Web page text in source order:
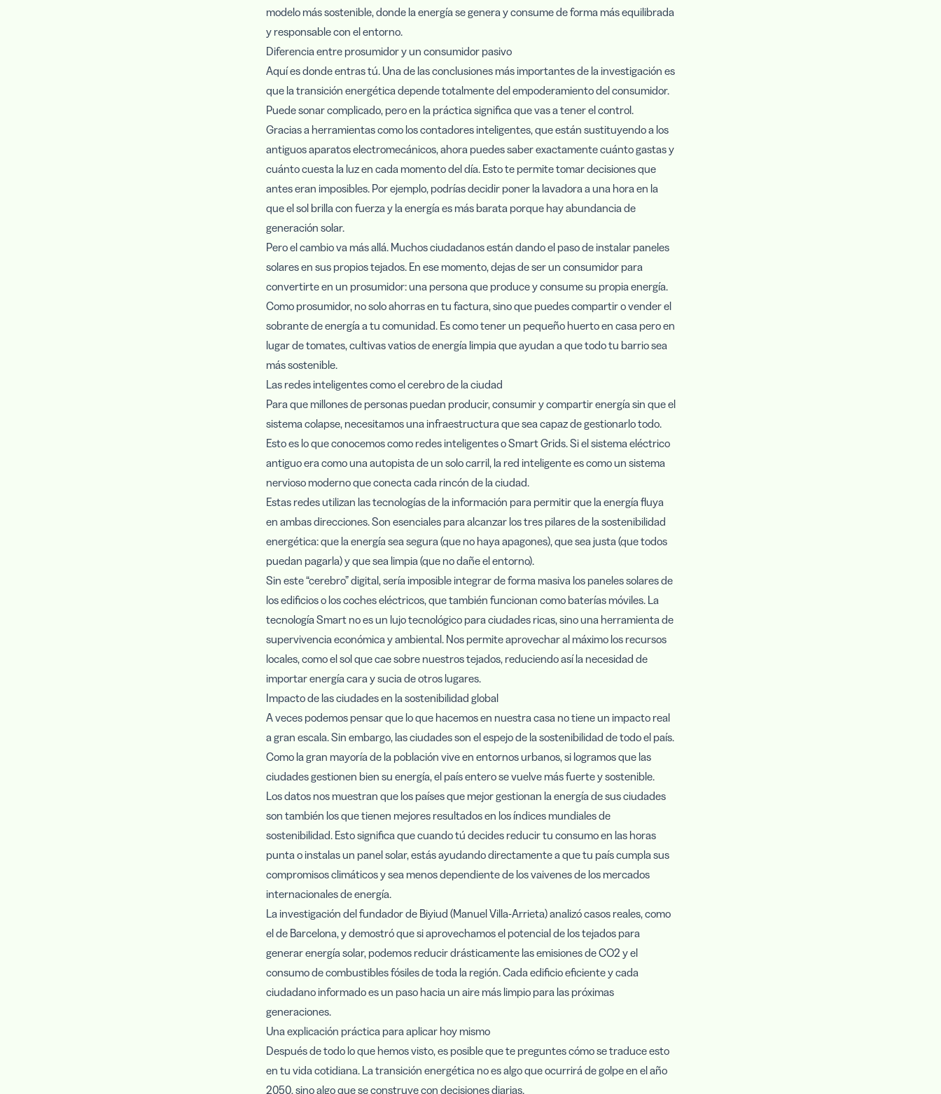
modelo más sostenible, donde la energía se genera y consume de forma más equilibrada
y responsable con el entorno.
Diferencia entre prosumidor y un consumidor pasivo
Aquí es donde entras tú. Una de las conclusiones más importantes de la investigación es
que la transición energética depende totalmente del empoderamiento del consumidor.
Puede sonar complicado, pero en la práctica significa que vas a tener el control.
Gracias a herramientas como los contadores inteligentes, que están sustituyendo a los
antiguos aparatos electromecánicos, ahora puedes saber exactamente cuánto gastas y
cuánto cuesta la luz en cada momento del día. Esto te permite tomar decisiones que
antes eran imposibles. Por ejemplo, podrías decidir poner la lavadora a una hora en la
que el sol brilla con fuerza y la energía es más barata porque hay abundancia de
generación solar.
Pero el cambio va más allá. Muchos ciudadanos están dando el paso de instalar paneles
solares en sus propios tejados. En ese momento, dejas de ser un consumidor para
convertirte en un prosumidor: una persona que produce y consume su propia energía.
Como prosumidor, no solo ahorras en tu factura, sino que puedes compartir o vender el
sobrante de energía a tu comunidad. Es como tener un pequeño huerto en casa pero en
lugar de tomates, cultivas vatios de energía limpia que ayudan a que todo tu barrio sea
más sostenible.
Las redes inteligentes como el cerebro de la ciudad
Para que millones de personas puedan producir, consumir y compartir energía sin que el
sistema colapse, necesitamos una infraestructura que sea capaz de gestionarlo todo.
Esto es lo que conocemos como redes inteligentes o Smart Grids. Si el sistema eléctrico
antiguo era como una autopista de un solo carril, la red inteligente es como un sistema
nervioso moderno que conecta cada rincón de la ciudad.
Estas redes utilizan las tecnologías de la información para permitir que la energía fluya
en ambas direcciones. Son esenciales para alcanzar los tres pilares de la sostenibilidad
energética: que la energía sea segura (que no haya apagones), que sea justa (que todos
puedan pagarla) y que sea limpia (que no dañe el entorno).
Sin este “cerebro” digital, sería imposible integrar de forma masiva los paneles solares de
los edificios o los coches eléctricos, que también funcionan como baterías móviles. La
tecnología Smart no es un lujo tecnológico para ciudades ricas, sino una herramienta de
supervivencia económica y ambiental. Nos permite aprovechar al máximo los recursos
locales, como el sol que cae sobre nuestros tejados, reduciendo así la necesidad de
importar energía cara y sucia de otros lugares.
Impacto de las ciudades en la sostenibilidad global
A veces podemos pensar que lo que hacemos en nuestra casa no tiene un impacto real
a gran escala. Sin embargo, las ciudades son el espejo de la sostenibilidad de todo el país.
Como la gran mayoría de la población vive en entornos urbanos, si logramos que las
ciudades gestionen bien su energía, el país entero se vuelve más fuerte y sostenible.
Los datos nos muestran que los países que mejor gestionan la energía de sus ciudades
son también los que tienen mejores resultados en los índices mundiales de
sostenibilidad. Esto significa que cuando tú decides reducir tu consumo en las horas
punta o instalas un panel solar, estás ayudando directamente a que tu país cumpla sus
compromisos climáticos y sea menos dependiente de los vaivenes de los mercados
internacionales de energía.
La investigación del fundador de Biyiud (Manuel Villa-Arrieta) analizó casos reales, como
el de Barcelona, y demostró que si aprovechamos el potencial de los tejados para
generar energía solar, podemos reducir drásticamente las emisiones de CO2 y el
consumo de combustibles fósiles de toda la región. Cada edificio eficiente y cada
ciudadano informado es un paso hacia un aire más limpio para las próximas
generaciones.
Una explicación práctica para aplicar hoy mismo
Después de todo lo que hemos visto, es posible que te preguntes cómo se traduce esto
en tu vida cotidiana. La transición energética no es algo que ocurrirá de golpe en el año
2050, sino algo que se construye con decisiones diarias.